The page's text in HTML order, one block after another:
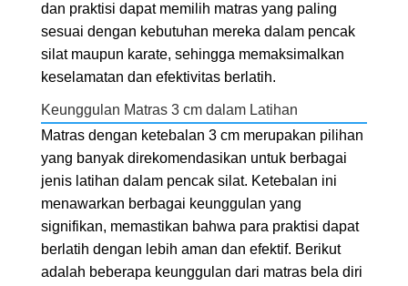
dan praktisi dapat memilih matras yang paling
sesuai dengan kebutuhan mereka dalam pencak
silat maupun karate, sehingga memaksimalkan
keselamatan dan efektivitas berlatih.
Keunggulan Matras 3 cm dalam Latihan
Matras dengan ketebalan 3 cm merupakan pilihan
yang banyak direkomendasikan untuk berbagai
jenis latihan dalam pencak silat. Ketebalan ini
menawarkan berbagai keunggulan yang
signifikan, memastikan bahwa para praktisi dapat
berlatih dengan lebih aman dan efektif. Berikut
adalah beberapa keunggulan dari matras bela diri